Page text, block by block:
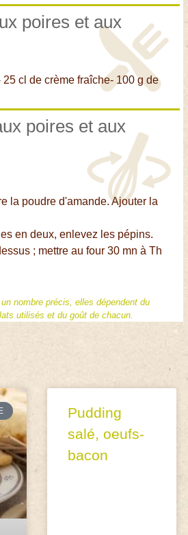
poires et aux
cl de crème fraîche- 100 g de
poires et aux
la poudre d'amande. Ajouter la
en deux, enlevez les pépins.
; mettre au four 30 mn à Th
nombre précis, elles dépendent du
utilisés et du goût de chacun.
Pudding
salé, oeufs-
bacon